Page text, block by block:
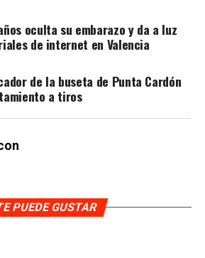
oculta su embarazo y da a luz
de internet en Valencia
de la buseta de Punta Cardón
a tiros
PUEDE GUSTAR